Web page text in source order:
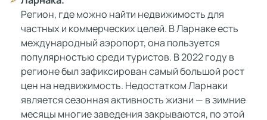
Регион, где можно найти недвижимость для
частных и коммерческих целей. В Ларнаке есть
международный аэропорт, она пользуется
популярностью среди туристов. В 2022 году в
регионе был зафиксирован самый большой рост
цен на недвижимость. Недостатком Ларнаки
является сезонная активность жизни — в зимние
месяцы многие заведения закрываются, по этой